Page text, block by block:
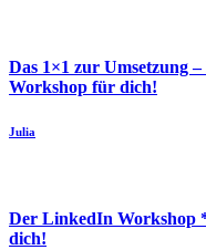
Das 1×1 zur Umsetzung
Workshop für dich!
Julia
Der LinkedIn Workshop
dich!